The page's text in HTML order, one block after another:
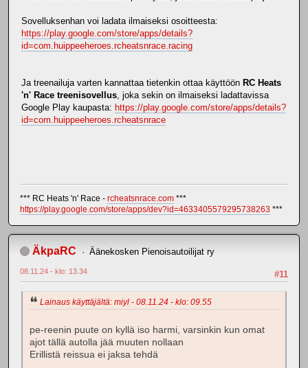
Sovelluksenhan voi ladata ilmaiseksi osoitteesta:
https://play.google.com/store/apps/details?
id=com.huippeeheroes.rcheatsnrace.racing
Ja treenailuja varten kannattaa tietenkin ottaa käyttöön RC Heats
'n' Race treenisovellus, joka sekin on ilmaiseksi ladattavissa
Google Play kaupasta: https://play.google.com/store/apps/details?
id=com.huippeeheroes.rcheatsnrace
*** RC Heats 'n' Race - rcheatsnrace.com ***
https://play.google.com/store/apps/dev?id=4633405579295738263 ***
ÄkpaRC Äänekosken Pienoisautoilijat ry
#11
08.11.24 - klo: 13.34
Lainaus käyttäjältä: miyl - 08.11.24 - klo: 09.55
pe-reenin puute on kyllä iso harmi, varsinkin kun omat
ajot tällä autolla jää muuten nollaan
Erillistä reissua ei jaksa tehdä